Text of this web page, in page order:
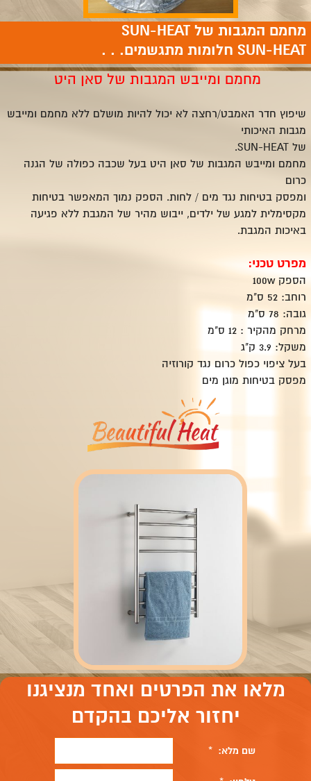
מחמם ומייבש המגבות של סאן היט
שיפוץ חדר האמבט/רחצה לא יכול להיות מושלם ללא מחמם ומייבש
מגבות האיכותי
של SUN-HEAT.
מחמם ומייבש המגבות של סאן היט בעל שכבה כפולה של הגנה
כרום
ומפסק בטיחות נגד מים / לחות. הספק נמוך המאפשר בטיחות
מקסימלית למגע של ילדים, ייבוש מהיר של המגבת ללא פגיעה
באיכות המגבת.
מפרט טכני:
הספק 100w
רוחב: 52 ס"מ
גובה: 78 ס"מ
מרחק מהקיר : 12 ס"מ
משקל: 3.9 ק"ג
בעל ציפוי כפול כרום נגד קורוזיה
מפסק בטיחות מוגן מים
מלאו את הפרטים ואחד מנציגנו
יחזור אליכם בהקדם
מחמם המגבות של SUN-HEAT
SUN-HEAT חלומות מתגשמים. . .